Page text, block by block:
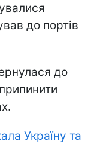
до портів
до
Україну та